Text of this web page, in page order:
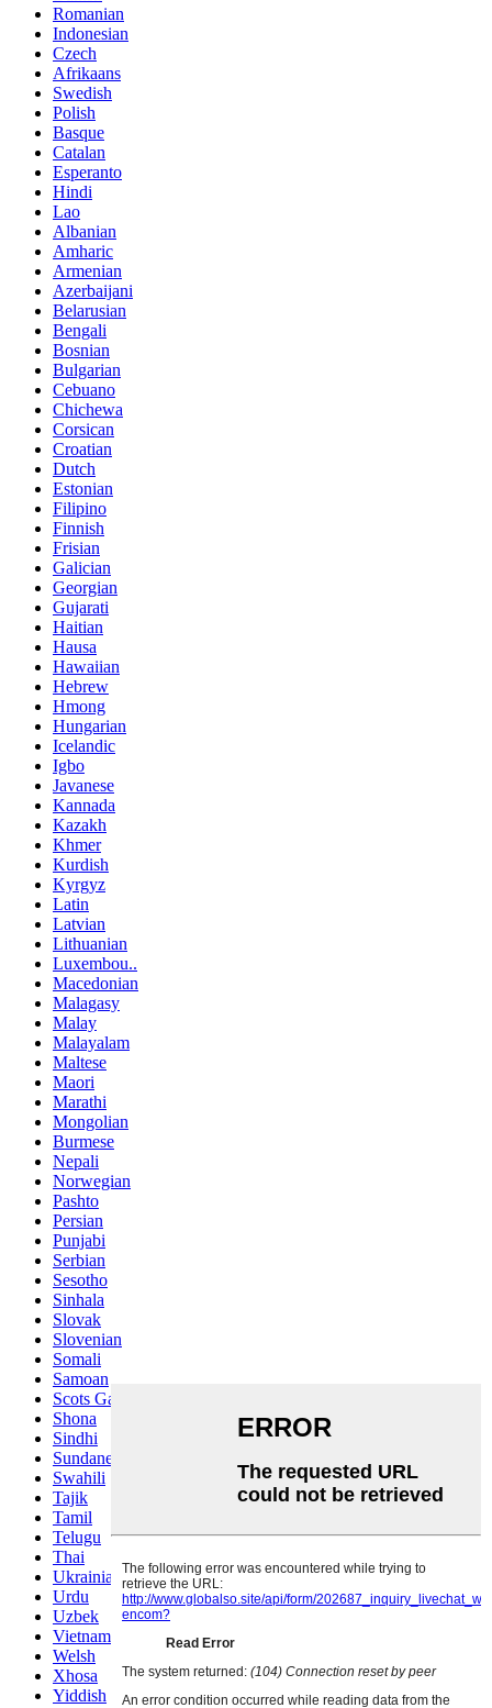
Romanian
Indonesian
Czech
Afrikaans
Swedish
Polish
Basque
Catalan
Esperanto
Hindi
Lao
Albanian
Amharic
Armenian
Azerbaijani
Belarusian
Bengali
Bosnian
Bulgarian
Cebuano
Chichewa
Corsican
Croatian
Dutch
Estonian
Filipino
Finnish
Frisian
Galician
Georgian
Gujarati
Haitian
Hausa
Hawaiian
Hebrew
Hmong
Hungarian
Icelandic
Igbo
Javanese
Kannada
Kazakh
Khmer
Kurdish
Kyrgyz
Latin
Latvian
Lithuanian
Luxembou..
Macedonian
Malagasy
Malay
Malayalam
Maltese
Maori
Marathi
Mongolian
Burmese
Nepali
Norwegian
Pashto
Persian
Punjabi
Serbian
Sesotho
Sinhala
Slovak
Slovenian
Somali
Samoan
Scots Gaelic
Shona
Sindhi
Sundanese
Swahili
Tajik
Tamil
Telugu
Thai
Ukrainian
Urdu
Uzbek
Vietnamese
Welsh
Xhosa
Yiddish